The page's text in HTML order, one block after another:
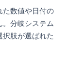
た数値や日付の
。分岐システム
肢が選ばれた